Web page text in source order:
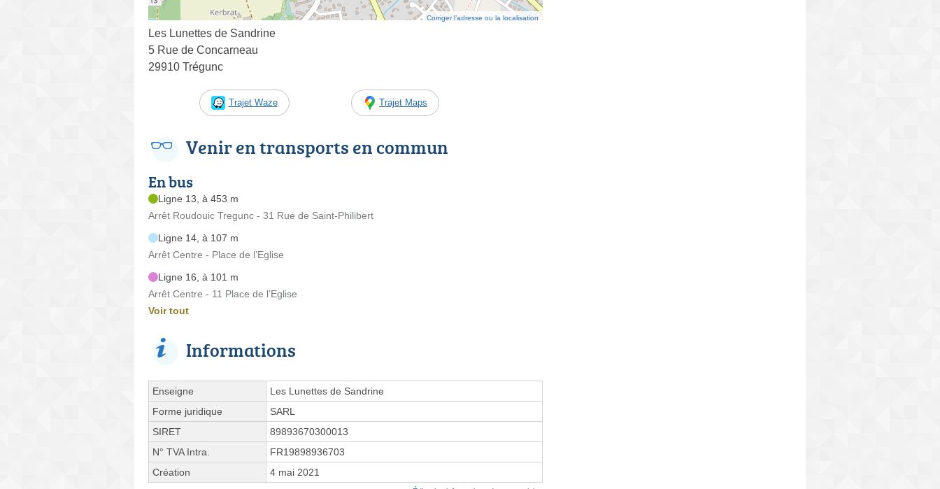
Corriger l’adresse ou la localisation
Les Lunettes de Sandrine
5 Rue de Concarneau
29910 Trégunc
Trajet Waze Trajet Maps
Venir en transports en commun
En bus
Ligne 13, à 453 m
Arrêt Roudouic Tregunc - 31 Rue de Saint-Philibert
Ligne 14, à 107 m
Arrêt Centre - Place de l’Eglise
Ligne 16, à 101 m
Arrêt Centre - 11 Place de l’Eglise
Voir tout
Informations
Enseigne
Les Lunettes de Sandrine
Forme juridique
SARL
SIRET
89893670300013
N° TVA Intra.
FR19898936703
Création
4 mai 2021